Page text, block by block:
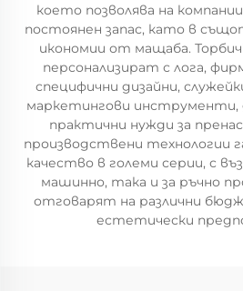
което позволява на
постоянен запас, като в
икономии от мащаба.
персонализират с лога,
специфични дизайни,
маркетингови инструменти,
практични нужди за
производствени технологии
качество в големи серии, с
машинно, така и за ръчно
отговарят на различни
естетически